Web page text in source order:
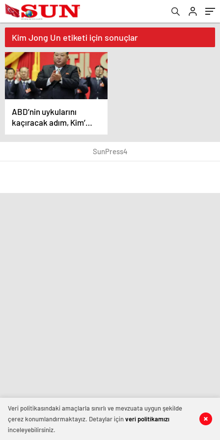
Kim Jong Un etiketi için sonuçlar
ABD’nin uykularını
kaçıracak adım, Kim’e
seçimi kazandırdı
SunPress4
Veri politikasındaki amaçlarla sınırlı ve mevzuata uygun şekilde
çerez konumlandırmaktayız. Detaylar içinveri politikamızı
inceleyebilirsiniz.